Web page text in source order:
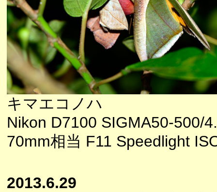
キマエコノハ
Nikon D7100 SIGMA50-500/
70mm相当 F11 Speedlight
2013.6.29